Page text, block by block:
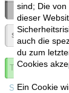
sind; Die
dieser
auch die
du zum
Cookies
Ein Cookie
Seite:
Thema
Spoilers